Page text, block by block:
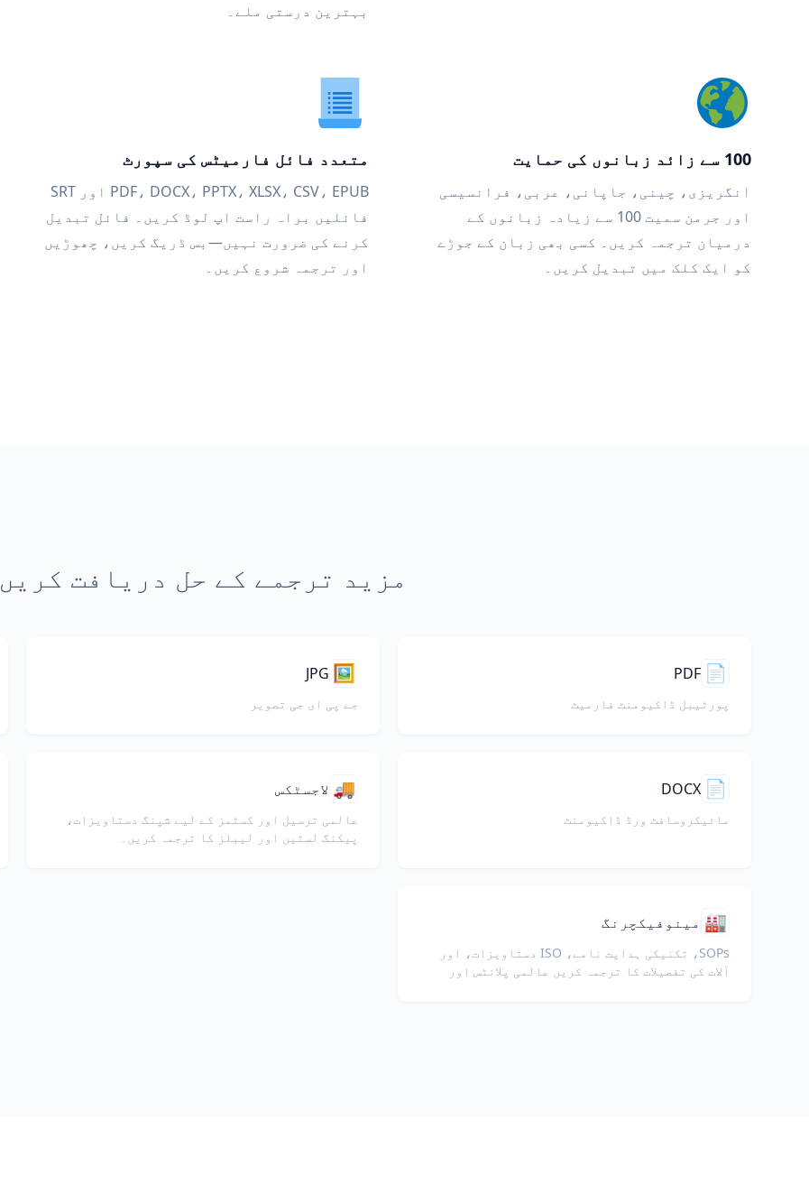
بہترین درستی ملے۔
100 سے زائد زبانوں کی حمایت
انگریزی، چینی، جاپانی، عربی، فرانسیسی
اور جرمن سمیت 100 سے زیادہ زبانوں کے
درمیان ترجمہ کریں۔ کسی بھی زبان کے جوڑے
کو ایک کلک میں تبدیل کریں۔
متعدد فائل فارمیٹس کی سپورٹ
PDF، DOCX، PPTX، XLSX، CSV، EPUB اور SRT
فائلیں براہ راست اپ لوڈ کریں۔ فائل تبدیل
کرنے کی ضرورت نہیں—بس ڈریگ کریں، چھوڑیں
اور ترجمہ شروع کریں۔
مزید ترجمے کے حل دریافت کریں
📄
PDF
پورٹیبل ڈاکیومنٹ فارمیٹ
🖼️
JPG
جے پی ای جی تصویر
📄
DOCX
مائیکروسافٹ ورڈ ڈاکیومنٹ
🚚 لاجسٹکس
عالمی ترسیل اور کسٹمز کے لیے شپنگ دستاویزات،
پیکنگ لسٹیں اور لیبلز کا ترجمہ کریں۔
🏭 مینوفیکچرنگ
SOPs، تکنیکی ہدایت نامے، ISO دستاویزات، اور
آلات کی تفصیلات کا ترجمہ کریں عالمی پلانٹس اور